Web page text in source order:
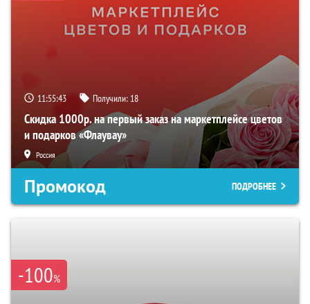
11:55:41 Получили: 18
Скидка 1000р. на первый заказ на маркетплейсе цветов
и подарков «Флаувау»
Россия
Промокод ПОДРОБНЕЕ
-100%